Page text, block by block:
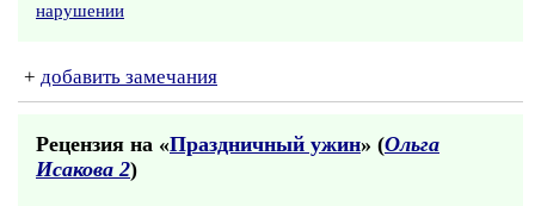
нарушении
+ добавить замечания
Рецензия на «Праздничный ужин» (Ольга
Исакова 2)